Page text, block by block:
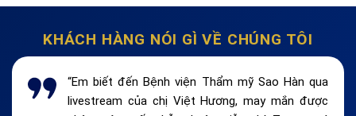
KHÁCH HÀNG NÓI GÌ VỀ CHÚNG TÔI
“Em biết đến Bệnh viện Thẩm mỹ Sao Hàn qua
livestream của chị Việt Hương, may mắn được